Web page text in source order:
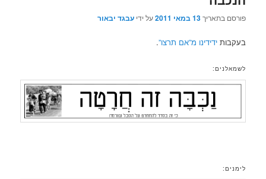
פורסם בתאריך13 במאי 2011 על ידיעבגד יבאור
בעקבותידידינו מ”אם תרצו”.
לשמאלנים:
לימנים: